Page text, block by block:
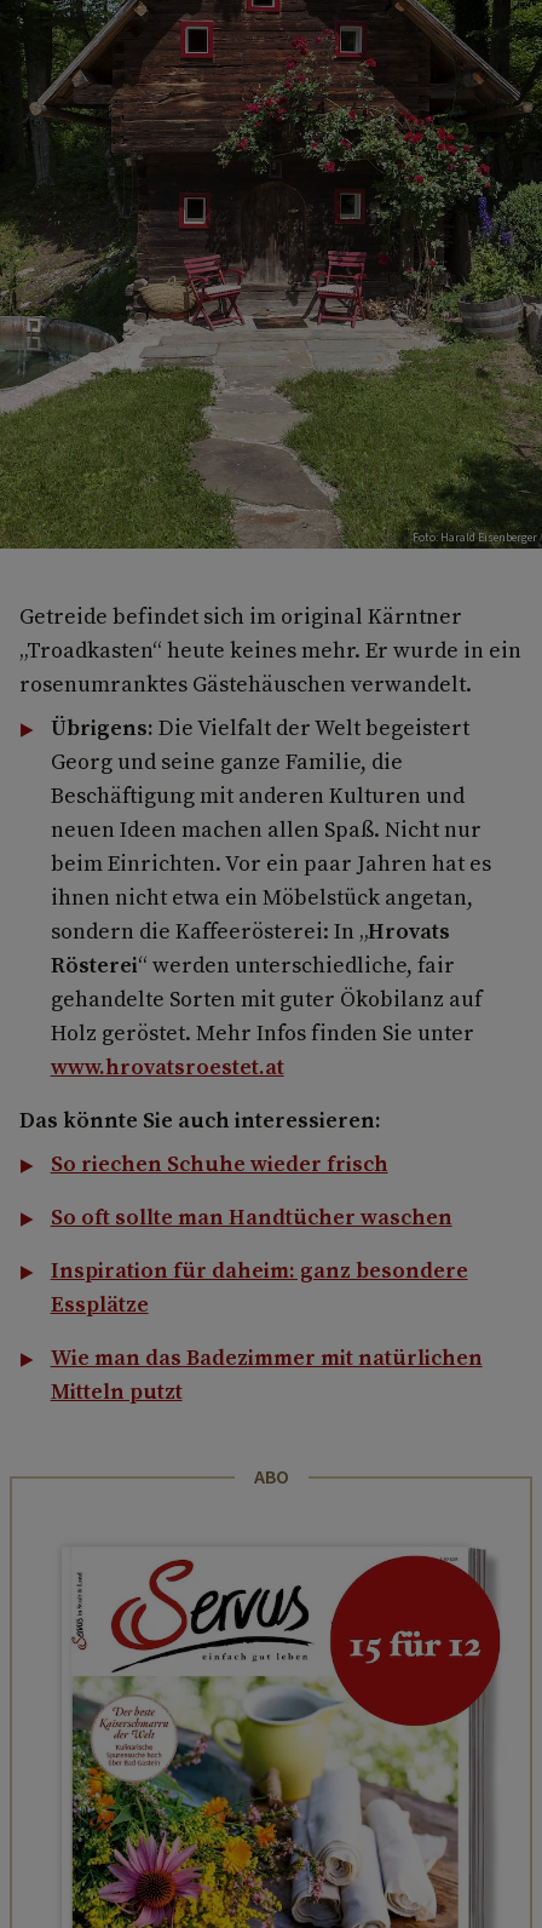
Foto: Harald Eisenberger
Getreide befindet sich im original Kärntner
„Troadkasten“ heute keines mehr. Er wurde in ein
rosenumranktes Gästehäuschen verwandelt.
Übrigens: Die Vielfalt der Welt begeistert
Georg und seine ganze Familie, die
Beschäftigung mit anderen Kulturen und
neuen Ideen machen allen Spaß. Nicht nur
beim Einrichten. Vor ein paar Jahren hat es
ihnen nicht etwa ein Möbelstück angetan,
sondern die Kaffeerösterei: In „Hrovats
Rösterei“ werden unterschiedliche, fair
gehandelte Sorten mit guter Ökobilanz auf
Holz geröstet. Mehr Infos finden Sie unter
www.hrovatsroestet.at
Das könnte Sie auch interessieren:
So riechen Schuhe wieder frisch
So oft sollte man Handtücher waschen
Inspiration für daheim: ganz besondere
Essplätze
Wie man das Badezimmer mit natürlichen
Mitteln putzt
ABO